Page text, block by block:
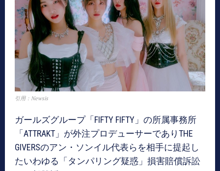
引用：Newsis
ガールズグループ「FIFTY FIFTY」の所属事務所
「ATTRAKT」が外注プロデューサーでありTHE
GIVERSのアン・ソンイル代表らを相手に提起し
たいわゆる「タンパリング疑惑」損害賠償訴訟